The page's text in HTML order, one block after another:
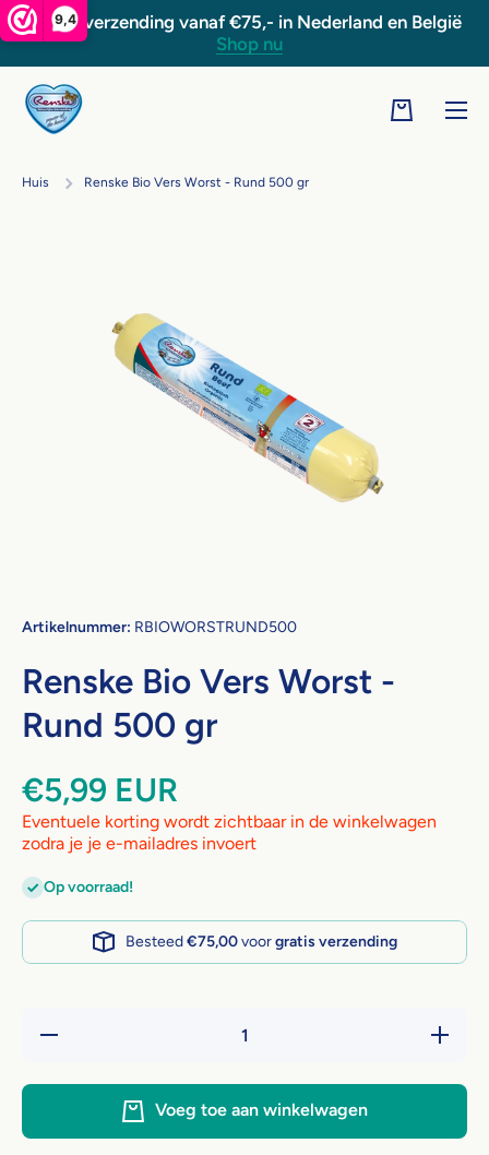
9,4
Doorgaan naar artikel
Gratis verzending vanaf €75,- in Nederland en België
Shop nu
Huis Renske Bio Vers Worst - Rund 500 gr
Artikelnummer: RBIOWORSTRUND500
Renske Bio Vers Worst -
Rund 500 gr
€5,99 EUR
Eventuele korting wordt zichtbaar in de winkelwagen
zodra je je e-mailadres invoert
Op voorraad!
Besteed€75,00voorgratis verzending
Hoeveelheid
Verhoog
Vers
gr
Voeg toe aan winkelwagen